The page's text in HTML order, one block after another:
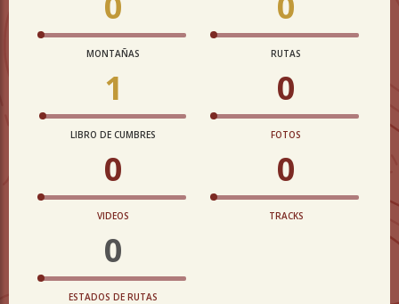
MONTAÑAS RUTAS
1
LIBRO DE CUMBRES
0
FOTOS
0
VIDEOS
0
TRACKS
0
ESTADOS DE RUTAS